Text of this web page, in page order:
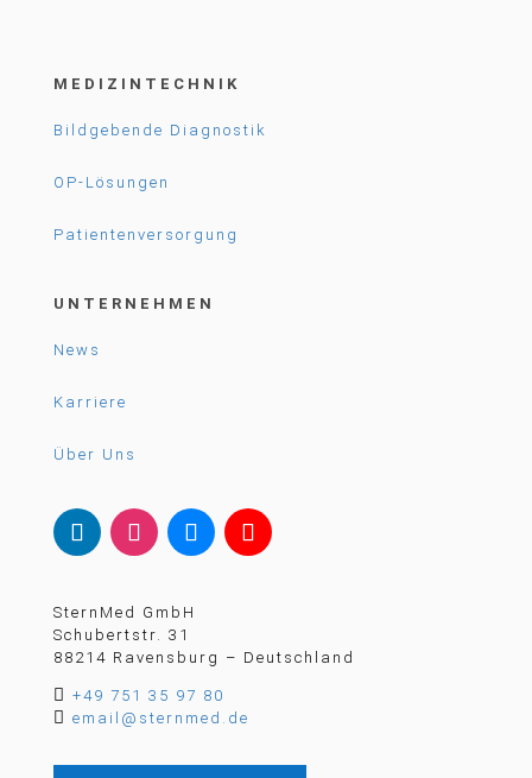
MEDIZINTECHNIK
Bildgebende Diagnostik
OP-Lösungen
Patientenversorgung
UNTERNEHMEN
News
Karriere
Über Uns
SternMed GmbH
Schubertstr. 31
88214 Ravensburg – Deutschland
 +49 751 35 97 80
 email@sternmed.de